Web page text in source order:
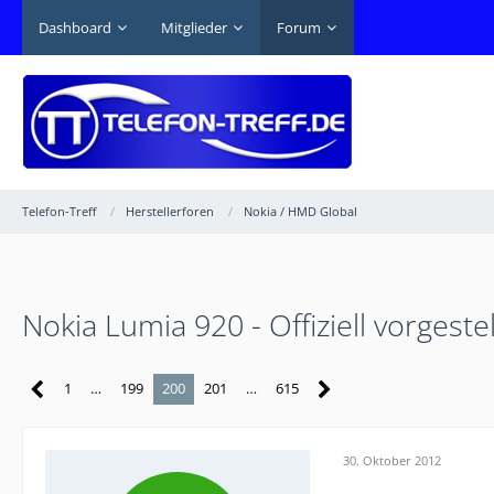
Dashboard Mitglieder Forum
Telefon-Treff Herstellerforen Nokia / HMD Global
Nokia Lumia 920 - Offiziell
1 … 199 200 201 … 615
30. Oktober 2012